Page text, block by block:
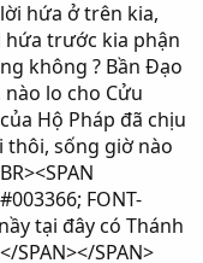
hứa ở trên kia,
hứa trước kia phận
không ? Bần Ðạo
lo cho Cửu
Hộ Pháp đã chịu
thôi, sống giờ nào
FONT-
tại đây có Thánh
SPAN></SPAN>